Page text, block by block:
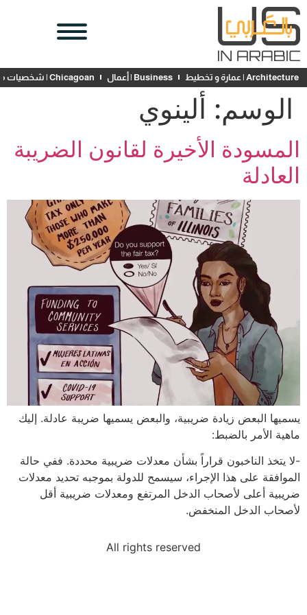
Architecture | عمارة و تخطيط Business | أعمال Chicagoan | شخصيات محلية
الوسم: ألينوي
المسودة الأخيرة لقانون الضريبة
العادلة
يسميها البعض زيادة ضريبية، والبعض يسميها ضريبة عادلة. إليك
ماهية الأمر بالضبط:
-لا يتخذ الناخبون قراراً بشأن معدلات ضريبية محددة. ففي حالة
الموافقة على هذا الإجراء، سيسمح للدولة بموجبه تحديد معدلات
ضريبية أعلى لأصحاب الدخل المرتفع ومعدلات ضريبية أقل
لأصحاب الدخل المنخفض.
All rights reserved